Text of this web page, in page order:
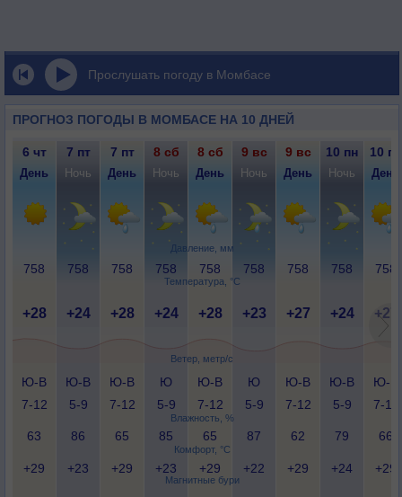
Прослушать погоду в Момбасе
ПРОГНОЗ ПОГОДЫ В МОМБАСЕ НА 10 ДНЕЙ
Давление, мм
Температура, °C
Ветер, метр/с
Влажность, %
Комфорт, °C
Магнитные бури
6 чт 7 пт 7 пт 8 сб 8 сб 9 вс 9 вс 10 пн 10 пн
День Ночь День Ночь День Ночь День Ночь День
758 758 758 758 758 758 758 758 758
+28 +24 +28 +24 +28 +23 +27 +24 +27
Ю-В
7-12
Ю-В
5-9
Ю-В
7-12
Ю
5-9
Ю-В
7-12
Ю
5-9
Ю-В
7-12
Ю-В
5-9
Ю-В
7-12
63 86 65 85 65 87 62 79 66
+29 +23 +29 +23 +29 +22 +29 +24 +29